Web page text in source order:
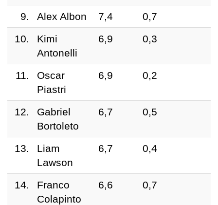
9. Alex Albon 7,4
0,7
10.
Kimi
Antonelli
6,9 0,3
11.
Oscar
Piastri
6,9 0,2
12.
Gabriel
Bortoleto
6,7 0,5
13.
Liam
Lawson
6,7 0,4
14.
Franco
Colapinto
6,6 0,7